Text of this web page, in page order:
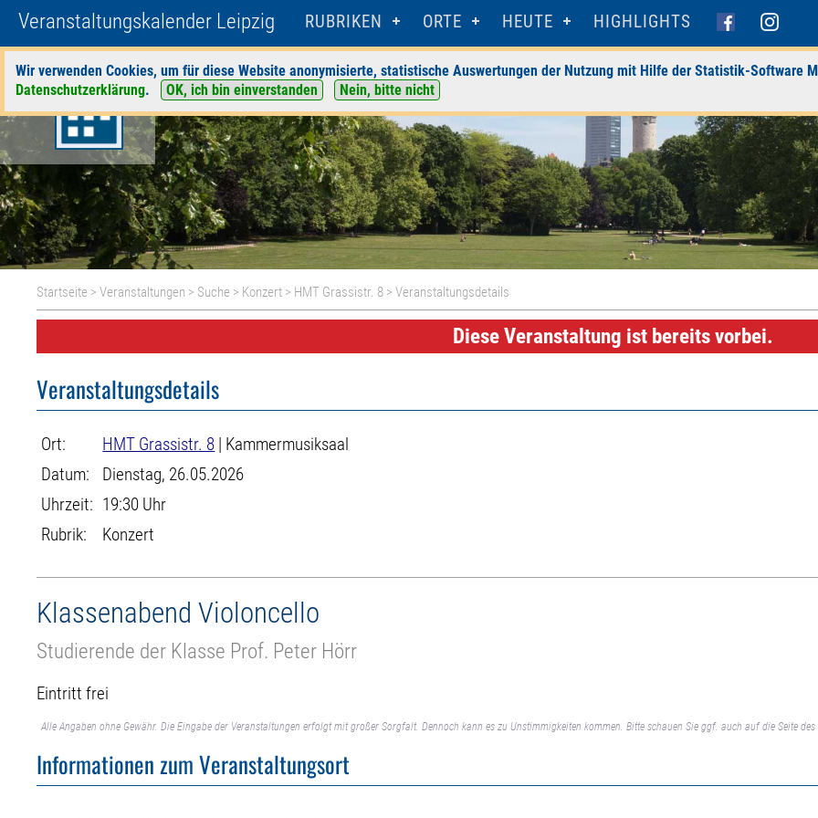
Veranstaltungskalender Leipzig RUBRIKEN ORTE HEUTE HIGHLIGHTS
Wir verwenden Cookies, um für diese Website anonymisierte, statistische Auswertungen der Nutzung mit Hilfe der Statistik-Software
Datenschutzerklärung. OK, ich bin einverstanden Nein, bitte nicht
Startseite >Veranstaltungen > Suche > Konzert > HMT Grassistr. 8 > Veranstaltungsdetails
Diese Veranstaltung ist bereits vorbei.
Veranstaltungsdetails
Ort: HMT Grassistr. 8 | Kammermusiksaal
Datum:
Dienstag, 26.05.2026
Uhrzeit: 19:30 Uhr
Rubrik:
Konzert
Klassenabend Violoncello
Studierende der Klasse Prof. Peter Hörr
Eintritt frei
Alle Angaben ohne Gewähr. Die Eingabe der Veranstaltungen erfolgt mit großer Sorgfalt. Dennoch kann es zu Unstimmigkeiten kommen. Bitte schauen Sie ggf. auch auf die Seite
Informationen zum Veranstaltungsort